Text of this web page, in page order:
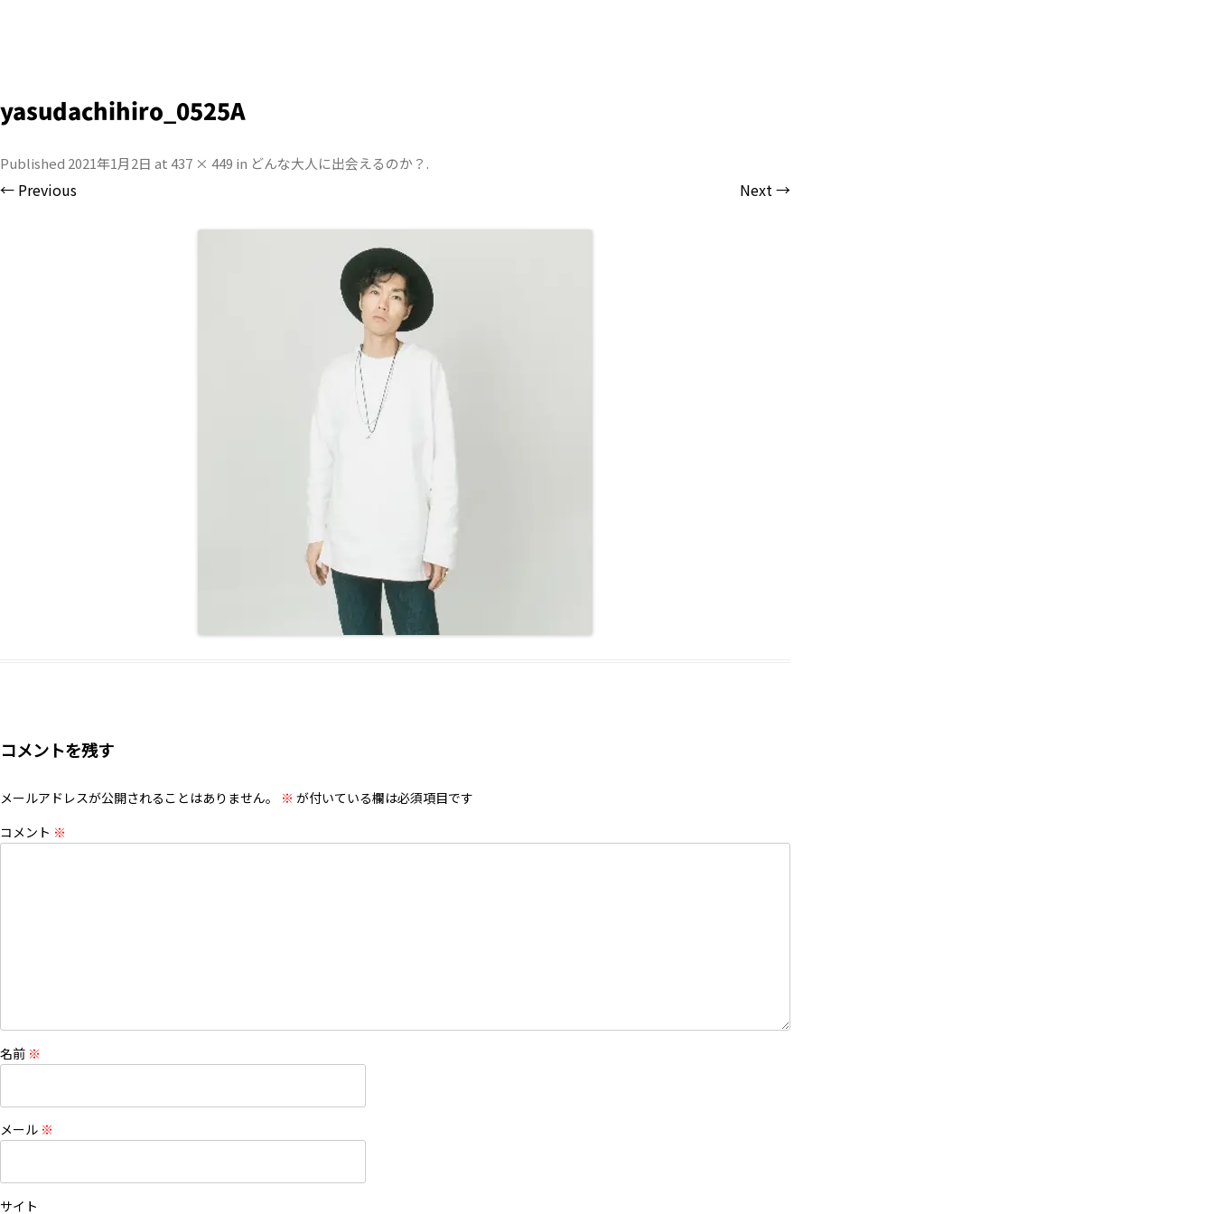
yasudachihiro_0525A
Published 2021年1月2日 at437 × 449 in どんな大人に出会えるのか？ .
← Previous Next →
コメントを残す
メールアドレスが公開されることはありません。 ※ が付いている欄は必須項目です
コメント ※
名前 ※
メール ※
サイト